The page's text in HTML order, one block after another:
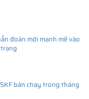
đoán mới mạnh mẽ vào
bán chạy trong tháng